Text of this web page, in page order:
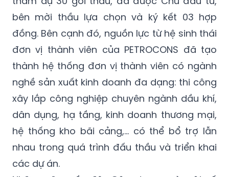
đồng. Bên cạnh đó, nguồn lực từ hệ sinh thái
đơn vị thành viên của PETROCONS đã tạo
thành hệ thống đơn vị thành viên có ngành
nghề sản xuất kinh doanh đa dạng: thi công
xây lắp công nghiệp chuyên ngành dầu khí,
dân dụng, hạ tầng, kinh doanh thương mại,
hệ thống kho bãi cảng,… có thể bổ trợ lẫn
nhau trong quá trình đấu thầu và triển khai
các dự án.
Những năm gần đây Công ty mẹ và một số
đơn vị thành viên như PVC-MS, DOBC, PVC-